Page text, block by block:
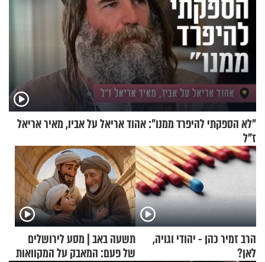
"לא הספקתי להיפרד ממנו": אהוד אריאל על אביו, מאיר אריאל
ז"ל
הרב זמיר כהן - יהודי וגויה,
לאן?
תשעה באב | מסע לירושלים
של פעם: המאבק על המקוואות